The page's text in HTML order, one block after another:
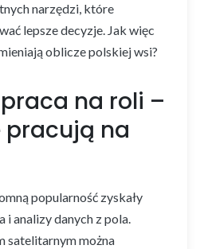
narzędzi, które
lepsze decyzje. Jak więc
oblicze polskiej wsi?
na roli –
pracują na
popularność zyskały
analizy danych z pola.
satelitarnym można